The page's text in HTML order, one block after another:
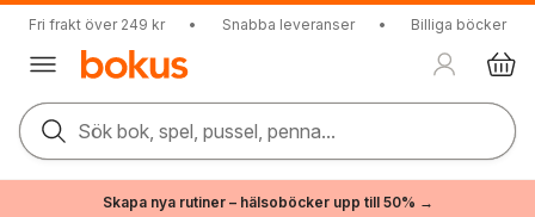
Fri frakt över 249 kr • Snabba leveranser • Billiga böcker
Sök bok, spel, pussel, penna...
Skapa nya rutiner – hälsoböcker upp till 50% →